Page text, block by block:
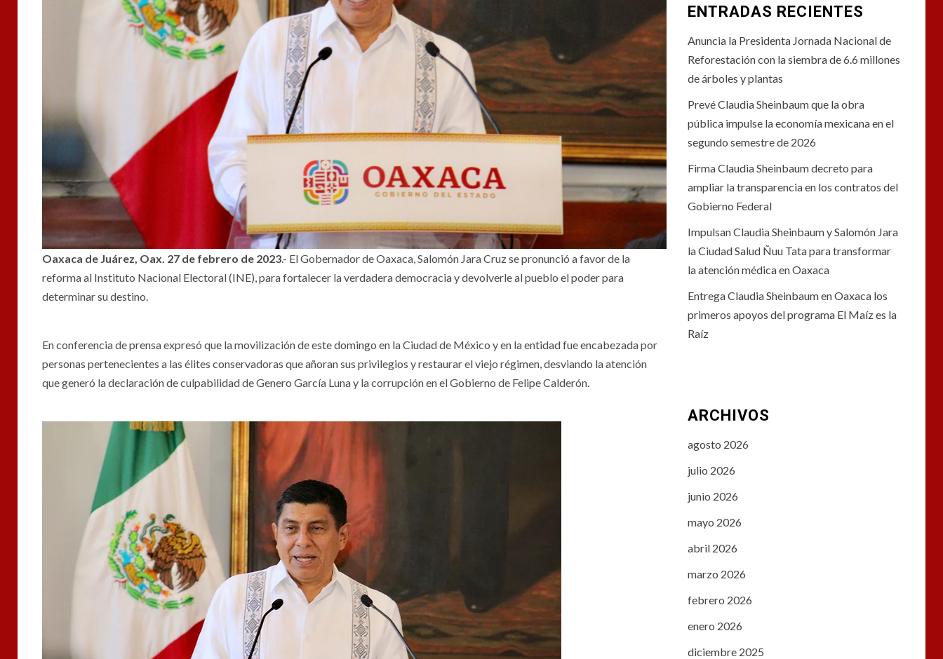
Oaxaca de Juárez, Oax. 27 de febrero de 2023.- El Gobernador de Oaxaca, Salomón Jara Cruz se pronunció a favor de la
reforma al Instituto Nacional Electoral (INE), para fortalecer la verdadera democracia y devolverle al pueblo el poder para
determinar su destino.
En conferencia de prensa expresó que la movilización de este domingo en la Ciudad de México y en la entidad fue encabezada por
personas pertenecientes a las élites conservadoras que añoran sus privilegios y restaurar el viejo régimen, desviando la atención
que generó la declaración de culpabilidad de Genero García Luna y la corrupción en el Gobierno de Felipe Calderón.
ENTRADAS RECIENTES
Anuncia la Presidenta Jornada Nacional de
Reforestación con la siembra de 6.6 millones
de árboles y plantas
Prevé Claudia Sheinbaum que la obra
pública impulse la economía mexicana en el
segundo semestre de 2026
Firma Claudia Sheinbaum decreto para
ampliar la transparencia en los contratos del
Gobierno Federal
Impulsan Claudia Sheinbaum y Salomón Jara
la Ciudad Salud Ñuu Tata para transformar
la atención médica en Oaxaca
Entrega Claudia Sheinbaum en Oaxaca los
primeros apoyos del programa El Maíz es la
Raíz
ARCHIVOS
agosto 2026
julio 2026
junio 2026
mayo 2026
abril 2026
marzo 2026
febrero 2026
enero 2026
diciembre 2025